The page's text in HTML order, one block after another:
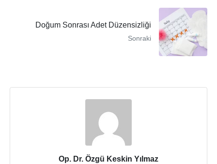
Doğum Sonrası Adet Düzensizliği
Sonraki
Op. Dr. Özgü Keskin Yılmaz